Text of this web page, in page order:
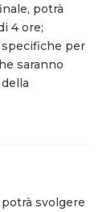
potrà
4 ore;
specifiche per
saranno
svolgere